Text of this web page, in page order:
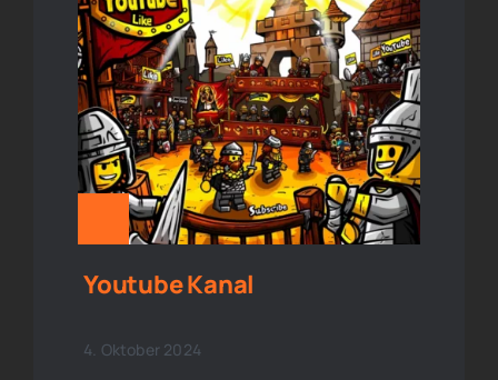
Youtube Kanal
4. Oktober 2024